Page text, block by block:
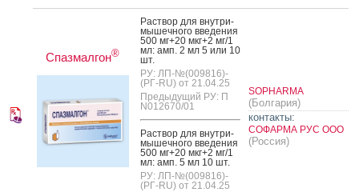
Спазмалгон®
Рас­твор для внут­ри­
мышеч­но­го вве­дения
500 мг+20 мкг+2 мг/1
мл: амп. 2 мл 5 или 10
шт.
РУ: ЛП-№(009816)-
(РГ-RU) от 21.04.25
Предыдущий РУ: П
N012670/01
Рас­твор для внут­ри­
мышеч­но­го вве­дения
500 мг+20 мкг+2 мг/1
мл: амп. 5 мл 10 шт.
РУ: ЛП-№(009816)-
(РГ-RU) от 21.04.25
SOPHARMA
(Болгария)
контакты:
СОФАРМА РУС ООО
(Россия)